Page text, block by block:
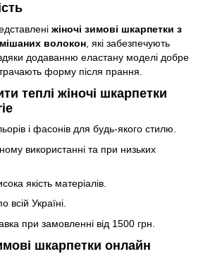
жіночі зимові шкарпетки з
волокон , які забезпечують
додаванню еластану моделі добре
форму після прання.
теплі жіночі шкарпетки
і фасонів для будь-якого стилю.
використанні та при низьких
якість матеріалів.
всій Україні.
при замовленні від 1500 грн.
шкарпетки онлайн